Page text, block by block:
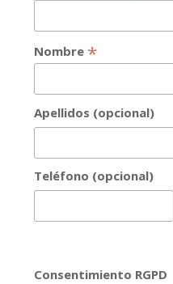
Nombre *
Apellidos (opcional)
Teléfono (opcional)
Consentimiento RGPD